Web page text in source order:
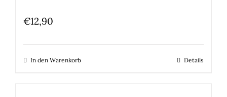
€12,90
In den Warenkorb Details